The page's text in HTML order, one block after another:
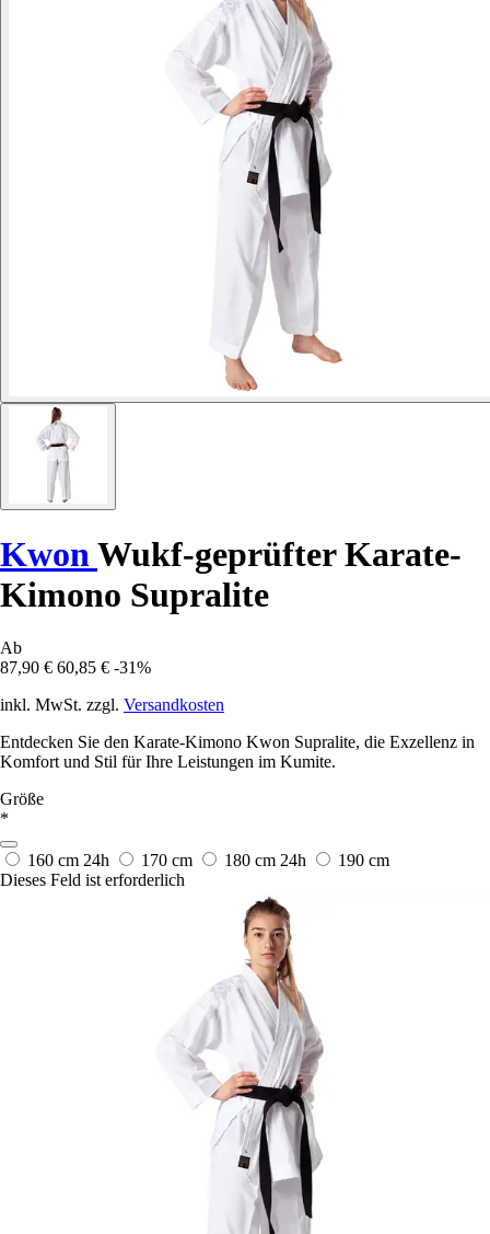
Kwon Wukf-geprüfter Karate-
Kimono Supralite
Ab
87,90 € 60,85 € -31%
inkl. MwSt. zzgl. Versandkosten
Entdecken Sie den Karate-Kimono Kwon Supralite, die Exzellenz in
Komfort und Stil für Ihre Leistungen im Kumite.
Größe
*
160 cm 24h 170 cm 180 cm 24h
190 cm
Dieses Feld ist erforderlich